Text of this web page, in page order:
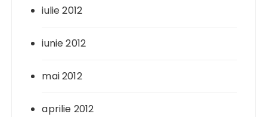
iulie 2012
iunie 2012
mai 2012
aprilie 2012